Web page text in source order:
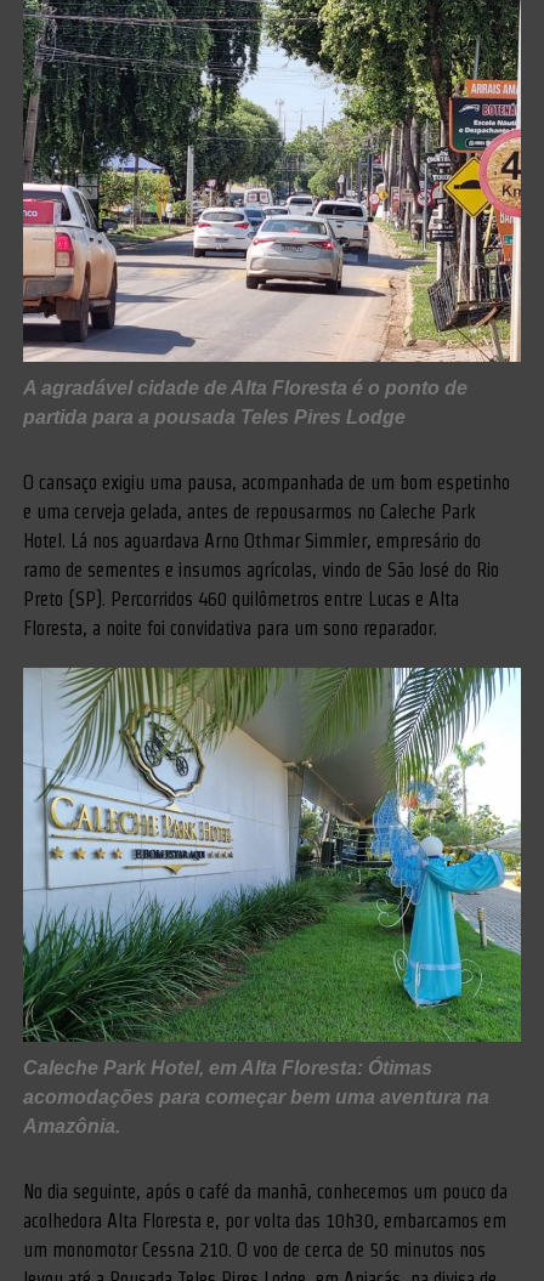
A agradável cidade de Alta Floresta é o ponto de
partida para a pousada Teles Pires Lodge
O cansaço exigiu uma pausa, acompanhada de um bom espetinho
e uma cerveja gelada, antes de repousarmos no Caleche Park
Hotel. Lá nos aguardava Arno Othmar Simmler, empresário do
ramo de sementes e insumos agrícolas, vindo de São José do Rio
Preto (SP). Percorridos 460 quilômetros entre Lucas e Alta
Floresta, a noite foi convidativa para um sono reparador.
Caleche Park Hotel, em Alta Floresta: Ótimas
acomodações para começar bem uma aventura na
Amazônia.
No dia seguinte, após o café da manhã, conhecemos um pouco da
acolhedora Alta Floresta e, por volta das 10h30, embarcamos em
um monomotor Cessna 210. O voo de cerca de 50 minutos nos